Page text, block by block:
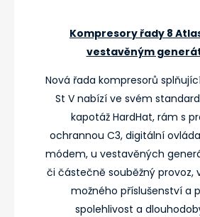
Kompresory řady 8
vestavěným
Nová řada kompresorů
St V nabízí ve svém
kapotáž HardHat, rám s
ochrannou C3, digitální
módem, u vestavěných
či částečně souběžný provoz,
možného příslušenství a
spolehlivost a